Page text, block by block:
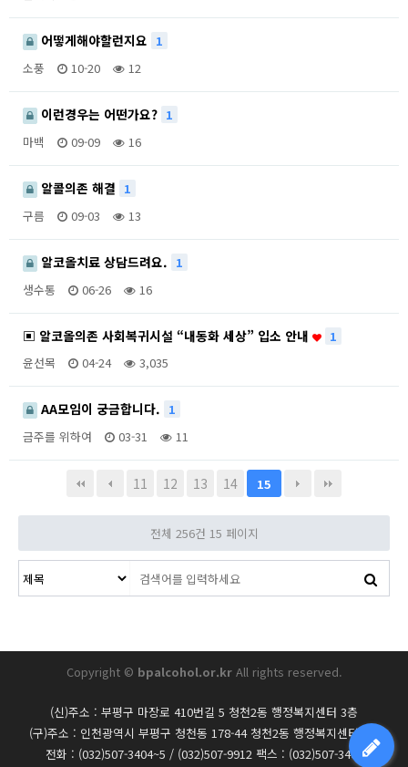
어떻게해야할런지요 1
소풍
10-20 12
이런경우는 어떤가요? 1
마백
09-09 16
알콜의존 해결 1
구름
09-03 13
알코올치료 상담드려요. 1
생수통
06-26 16
▣ 알코올의존 사회복귀시설 “내동화 세상” 입소 안내
1
윤선목
04-24 3,035
AA모임이 궁금합니다. 1
금주를 위하여
03-31 11
11 12 13 14 15
전체 256건 15 페이지
Copyright © bpalcohol.or.krAll rights reserved.
(신)주소 : 부평구 마장로 410번길 5 청천2동 행정복지센터 3층
(구)주소 : 인천광역시 부평구 청천동 178-44 청천2동 행정복지센터 3층
전화 : (032)507-3404~5 / (032)507-9912 팩스 : (032)507-3406